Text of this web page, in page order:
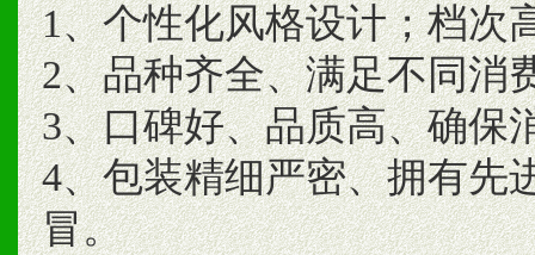
1、个性化风格设计；档次
2、品种齐全、满足不同消
3、口碑好、品质高、确保
4、包装精细严密、拥有先
冒。